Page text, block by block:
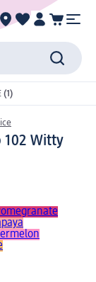
(1)
102 Witty